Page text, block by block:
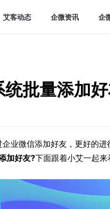
艾客动态 企微资讯 企
批量添加
业微信添加好友，更好的
加好友?下面跟着小艾一起来